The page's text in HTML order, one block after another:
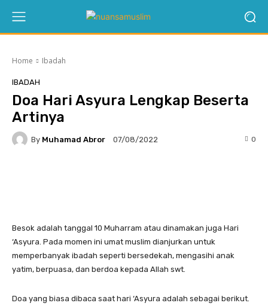
Home Ibadah
IBADAH
Doa Hari Asyura Lengkap Beserta
Artinya
By Muhamad Abror 07/08/2022 0
Besok adalah tanggal 10 Muharram atau dinamakan juga Hari
‘Asyura. Pada momen ini umat muslim dianjurkan untuk
memperbanyak ibadah seperti bersedekah, mengasihi anak
yatim, berpuasa, dan berdoa kepada Allah swt.
Doa yang biasa dibaca saat hari ‘Asyura adalah sebagai berikut.